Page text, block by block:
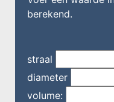
berekend.
straal
diameter
volume: